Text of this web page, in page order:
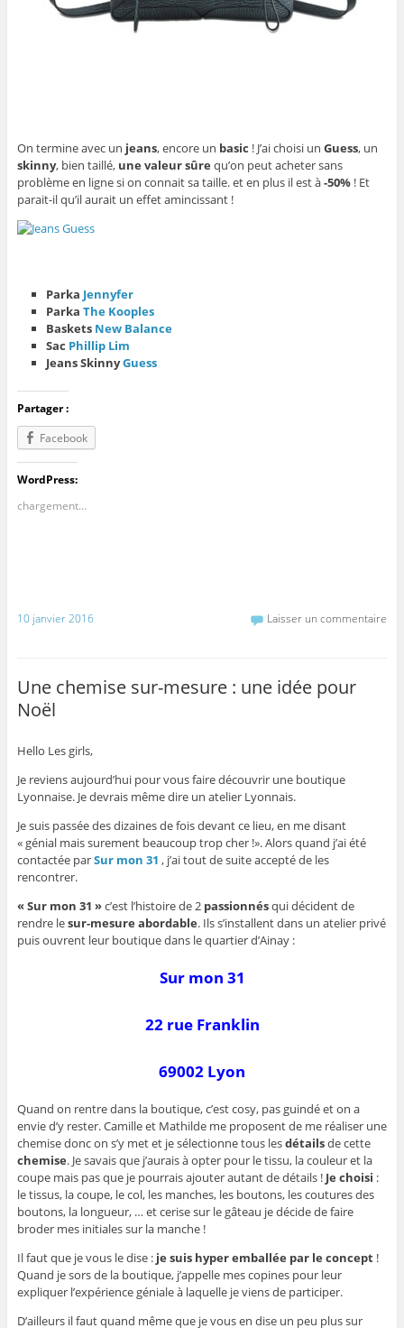
On termine avec un jeans, encore un basic ! J’ai choisi un Guess, un
skinny, bien taillé, une valeur sûre qu’on peut acheter sans
problème en ligne si on connait sa taille. et en plus il est à-50%! Et
parait-il qu’il aurait un effet amincissant !
Parka Jennyfer
ParkaThe Kooples
Baskets New Balance
Sac Phillip Lim
Jeans SkinnyGuess
Partager :
Facebook
WordPress:
chargement…
10 janvier 2016 Laisser un commentaire
Une chemise sur-mesure : une idée pour
Noël
Hello Les girls,
Je reviens aujourd’hui pour vous faire découvrir une boutique
Lyonnaise. Je devrais même dire un atelier Lyonnais.
Je suis passée des dizaines de fois devant ce lieu, en me disant
« génial mais surement beaucoup trop cher !». Alors quand j’ai été
contactée parSur mon 31 , j’ai tout de suite accepté de les
rencontrer.
« Sur mon 31 »c’est l’histoire de 2 passionnésqui décident de
rendre lesur-mesure abordable. Ils s’installent dans un atelier privé
puis ouvrent leur boutique dans le quartier d’Ainay :
Sur mon 31
22 rue Franklin
69002 Lyon
Quand on rentre dans la boutique, c’est cosy, pas guindé et on a
envie d’y rester. Camille et Mathilde me proposent de me réaliser une
chemise donc on s’y met et je sélectionne tous lesdétailsde cette
chemise. Je savais que j’aurais à opter pour le tissu, la couleur et la
coupe mais pas que je pourrais ajouter autant de détails ! Je choisi :
le tissus, la coupe, le col, les manches, les boutons, les coutures des
boutons, la longueur, … et cerise sur le gâteau je décide de faire
broder mes initiales sur la manche !
Il faut que je vous le dise : je suis hyper emballée par le concept!
Quand je sors de la boutique, j’appelle mes copines pour leur
expliquer l’expérience géniale à laquelle je viens de participer.
D’ailleurs il faut quand même que je vous en dise un peu plus sur